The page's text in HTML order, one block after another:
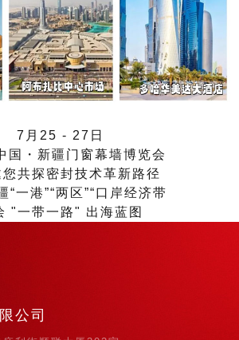
7月25 - 27日
国・新疆门窗幕墙博览会
共探密封技术革新路径
“一港”“两区”“口岸经济带
"一带一路" 出海蓝图
公司